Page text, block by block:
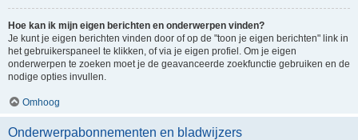
Hoe kan ik mijn eigen berichten en onderwerpen vinden?
Je kunt je eigen berichten vinden door of op de "toon je eigen berichten" link in
het gebruikerspaneel te klikken, of via je eigen profiel. Om je eigen
onderwerpen te zoeken moet je de geavanceerde zoekfunctie gebruiken en de
nodige opties invullen.
Omhoog
Onderwerpabonnementen en bladwijzers